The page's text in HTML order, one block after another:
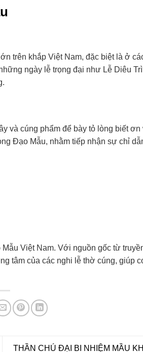
trên khắp Việt Nam, đặc biệt là ở
ngày lễ trọng đại như Lễ Diêu
và cúng phẩm để bày tỏ lòng biết ơn
Đạo Mẫu, nhằm tiếp nhận sự chỉ
Việt Nam. Với nguồn gốc từ
tâm của các nghi lễ thờ cúng, giúp
THẦN CHÚ ĐẠI BI NHIỆM MẦU